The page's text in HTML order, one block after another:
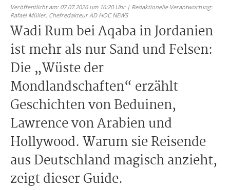
Veröffentlicht am: 07.07.2026 um 16:20 Uhr | Redaktionelle Verantwortung:
Rafael Müller, Chefredakteur AD HOC NEWS
Wadi Rum bei Aqaba in Jordanien
ist mehr als nur Sand und Felsen:
Die „Wüste der
Mondlandschaften“ erzählt
Geschichten von Beduinen,
Lawrence von Arabien und
Hollywood. Warum sie Reisende
aus Deutschland magisch anzieht,
zeigt dieser Guide.